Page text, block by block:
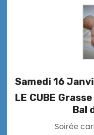
Samedi 16
LE CUBE Grasse
Bal
Soirée